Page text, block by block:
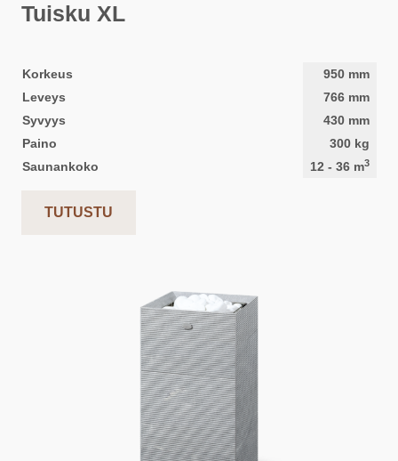
Tuisku XL
Korkeus 950 mm
Leveys
766 mm
Syvyys
430 mm
Paino
300 kg
Saunankoko
12 - 36 m3
TUTUSTU